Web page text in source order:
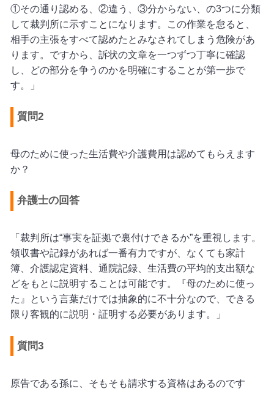
①その通り認める、②違う、③分からない、の3つに分類
して裁判所に示すことになります。この作業を怠ると、
相手の主張をすべて認めたとみなされてしまう危険があ
ります。ですから、訴状の文章を一つずつ丁寧に確認
し、どの部分を争うのかを明確にすることが第一歩で
す。」
質問2
母のために使った生活費や介護費用は認めてもらえます
か？
弁護士の回答
「裁判所は“事実を証拠で裏付けできるか”を重視します。
領収書や記録があれば一番有力ですが、なくても家計
簿、介護認定資料、通院記録、生活費の平均的支出額な
どをもとに説明することは可能です。『母のために使っ
た』という言葉だけでは抽象的に不十分なので、できる
限り客観的に説明・証明する必要があります。」
質問3
原告である孫に、そもそも請求する資格はあるのです